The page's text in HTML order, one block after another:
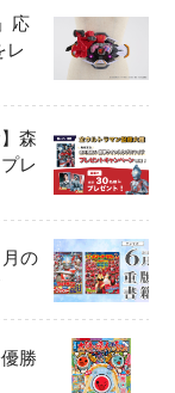
応
レ
森
レ
の
勝